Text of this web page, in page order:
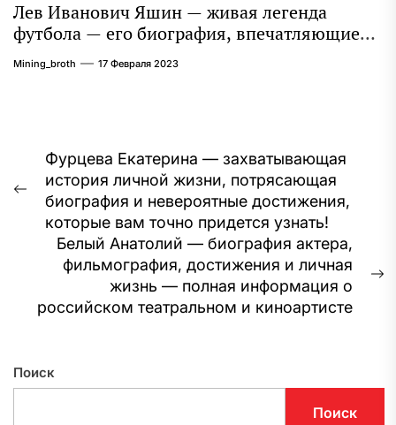
Лев Иванович Яшин — живая легенда
футбола — его биография, впечатляющие
достижения и интересная личная жизнь
Mining_broth 17 Февраля 2023
Навигация
по
записям
Предыдущая
запись:
Фурцева Екатерина — захватывающая
история личной жизни, потрясающая
биография и невероятные достижения,
которые вам точно придется узнать!
Белый Анатолий — биография актера,
фильмография, достижения и личная
жизнь — полная информация о
российском театральном и киноартисте
Поиск
Поиск